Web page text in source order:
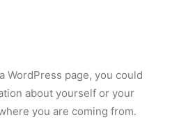
WordPress page, you could
about yourself or your
you are coming from.